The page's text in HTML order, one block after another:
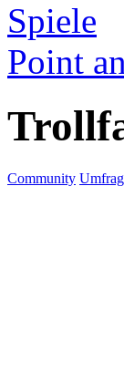
Spiele
Point
Community